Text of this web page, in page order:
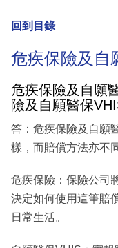
回到目錄
危疾保險及自
危疾保險及自願
險及自願醫保
答：危疾保險及自願
樣，而賠償方法亦不
危疾保險：保險公司
決定如何使用這筆賠
日常生活。